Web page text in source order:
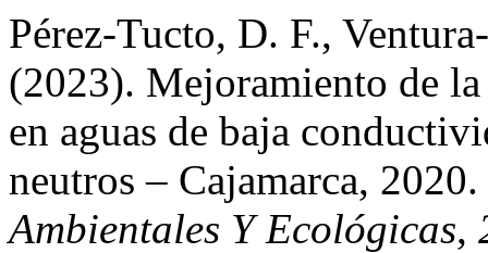
Pérez-Tucto, D. F.,
(2023). Mejoramiento de
en aguas de baja
neutros – Cajamarca, 2020.
Ambientales Y Ecológicas,